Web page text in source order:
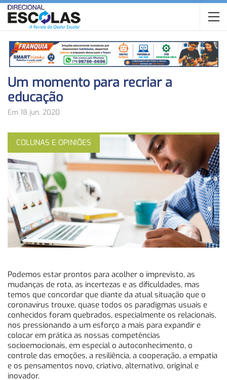
Um momento para recriar a
educação
Em 18 jun, 2020
COLUNAS E OPINIÕES
Podemos estar prontos para acolher o imprevisto, as
mudanças de rota, as incertezas e as dificuldades, mas
temos que concordar que diante da atual situação que o
coronavírus trouxe, quase todos os paradigmas usuais e
conhecidos foram quebrados, especialmente os relacionais,
nos pressionando a um esforço a mais para expandir e
colocar em prática as nossas competências
socioemocionais, em especial o autoconhecimento, o
controle das emoções, a resiliência, a cooperação, a empatia
e os pensamentos novo, criativo, alternativo, original e
inovador.